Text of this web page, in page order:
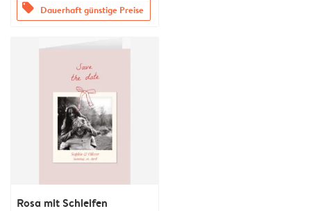
offers Dauerhaft günstige Preise
Rosa mit Schleifen